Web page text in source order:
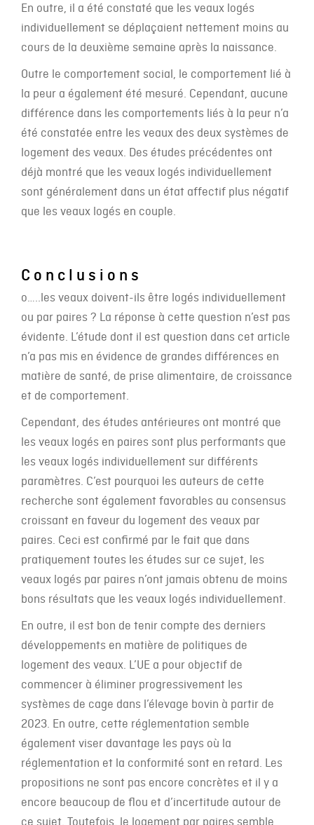
En outre, il a été constaté que les veaux logés
individuellement se déplaçaient nettement moins au
cours de la deuxième semaine après la naissance.
Outre le comportement social, le comportement lié à
la peur a également été mesuré. Cependant, aucune
différence dans les comportements liés à la peur n’a
été constatée entre les veaux des deux systèmes de
logement des veaux. Des études précédentes ont
déjà montré que les veaux logés individuellement
sont généralement dans un état affectif plus négatif
que les veaux logés en couple.
Conclusions
o…..les veaux doivent-ils être logés individuellement
ou par paires ? La réponse à cette question n’est pas
évidente. L’étude dont il est question dans cet article
n’a pas mis en évidence de grandes différences en
matière de santé, de prise alimentaire, de croissance
et de comportement.
Cependant, des études antérieures ont montré que
les veaux logés en paires sont plus performants que
les veaux logés individuellement sur différents
paramètres. C’est pourquoi les auteurs de cette
recherche sont également favorables au consensus
croissant en faveur du logement des veaux par
paires. Ceci est confirmé par le fait que dans
pratiquement toutes les études sur ce sujet, les
veaux logés par paires n’ont jamais obtenu de moins
bons résultats que les veaux logés individuellement.
En outre, il est bon de tenir compte des derniers
développements en matière de politiques de
logement des veaux. L’UE a pour objectif de
commencer à éliminer progressivement les
systèmes de cage dans l’élevage bovin à partir de
2023. En outre, cette réglementation semble
également viser davantage les pays où la
réglementation et la conformité sont en retard. Les
propositions ne sont pas encore concrètes et il y a
encore beaucoup de flou et d’incertitude autour de
ce sujet. Toutefois, le logement par paires semble